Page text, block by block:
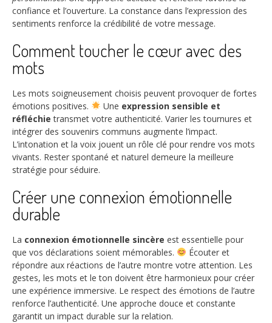
confiance et l’ouverture. La constance dans l’expression des
sentiments renforce la crédibilité de votre message.
Comment toucher le cœur avec des
mots
Les mots soigneusement choisis peuvent provoquer de fortes
émotions positives.
Une expression sensible et
réfléchie transmet votre authenticité. Varier les tournures et
intégrer des souvenirs communs augmente l’impact.
L’intonation et la voix jouent un rôle clé pour rendre vos mots
vivants. Rester spontané et naturel demeure la meilleure
stratégie pour séduire.
Créer une connexion émotionnelle
durable
La connexion émotionnelle sincère est essentielle pour
que vos déclarations soient mémorables.
Écouter et
répondre aux réactions de l’autre montre votre attention. Les
gestes, les mots et le ton doivent être harmonieux pour créer
une expérience immersive. Le respect des émotions de l’autre
renforce l’authenticité. Une approche douce et constante
garantit un impact durable sur la relation.